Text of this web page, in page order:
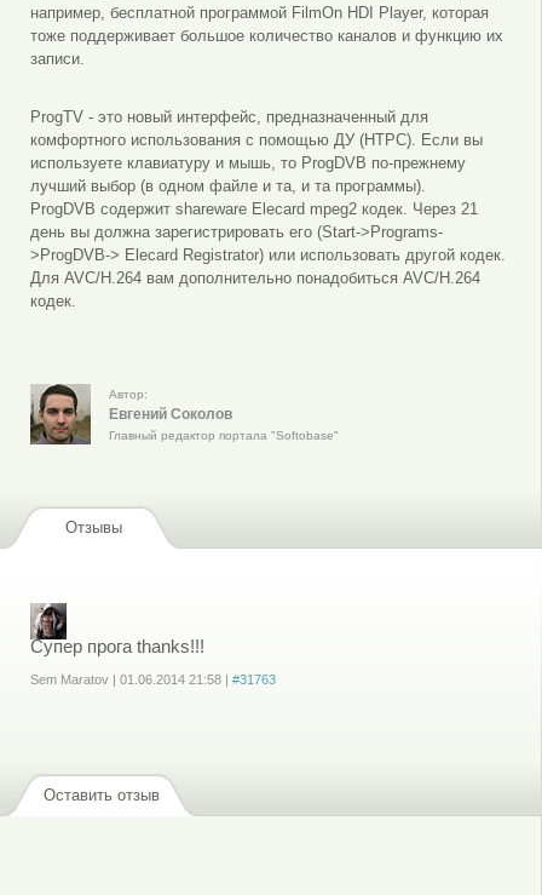
например, бесплатной программой FilmOn HDI Player, которая
тоже поддерживает большое количество каналов и функцию их
записи.
ProgTV - это новый интерфейс, предназначенный для
комфортного использования с помощью ДУ (HTPC). Если вы
используете клавиатуру и мышь, то ProgDVB по-прежнему
лучший выбор (в одном файле и та, и та программы).
ProgDVB содержит shareware Elecard mpeg2 кодек. Через 21
день вы должна зарегистрировать его (Start->Programs-
>ProgDVB-> Elecard Registrator) или использовать другой кодек.
Для AVC/H.264 вам дополнительно понадобиться AVC/H.264
кодек.
Автор:
Евгений Соколов
Главный редактор портала "Softobase"
Отзывы
Супер прога thanks!!!
Sem Maratov| 01.06.2014 21:58| #31763
Оставить отзыв